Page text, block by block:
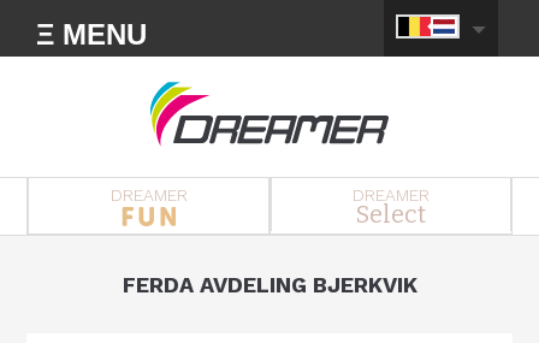
Ξ MENU
DREAMER DREAMER
Select
FERDA AVDELING BJERKVIK